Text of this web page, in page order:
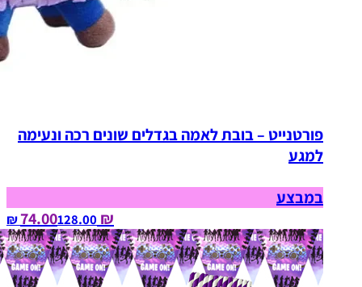
פורטנייט – בובת לאמה בגדלים שונים רכה ונעימה
למגע
במבצע
₪ 74.00
128.00‏ ₪